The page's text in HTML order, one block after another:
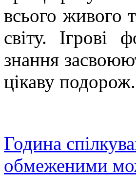
всього живого
світу.
знання
цікаву подорож.
Година
обмеженими